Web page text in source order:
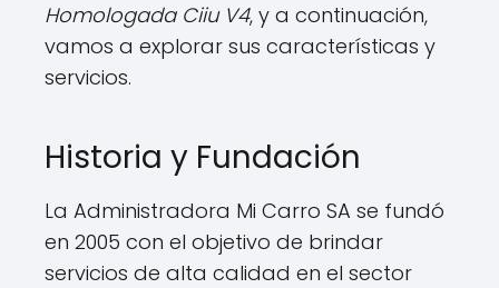
Homologada Ciiu V4, y a continuación,
vamos a explorar sus características y
servicios.
Historia y Fundación
La Administradora Mi Carro SA se fundó
en 2005 con el objetivo de brindar
servicios de alta calidad en el sector